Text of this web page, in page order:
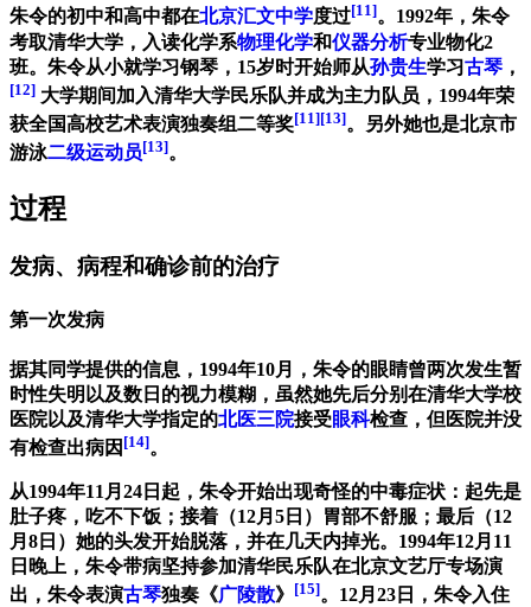
朱令的初中和高中都在北京汇文中学度过[11]。1992年，朱令
考取清华大学，入读化学系物理化学和仪器分析专业物化2
班。朱令从小就学习钢琴，15岁时开始师从孙贵生学习古琴 ，
[12] 大学期间加入清华大学民乐队并成为主力队员，1994年荣
获全国高校艺术表演独奏组二等奖[11][13]。另外她也是北京市
游泳二级运动员[13]。
过程
发病、病程和确诊前的治疗
第一次发病
据其同学提供的信息，1994年10月，朱令的眼睛曾两次发生暂
时性失明以及数日的视力模糊，虽然她先后分别在清华大学校
医院以及清华大学指定的北医三院接受眼科检查，但医院并没
有检查出病因 [14]。
从1994年11月24日起，朱令开始出现奇怪的中毒症状：起先是
肚子疼，吃不下饭；接着（12月5日）胃部不舒服；最后（12
月8日）她的头发开始脱落，并在几天内掉光。1994年12月11
日晚上，朱令带病坚持参加清华民乐队在北京文艺厅专场演
出，朱令表演古琴独奏《广陵散》 [15]。12月23日，朱令入住